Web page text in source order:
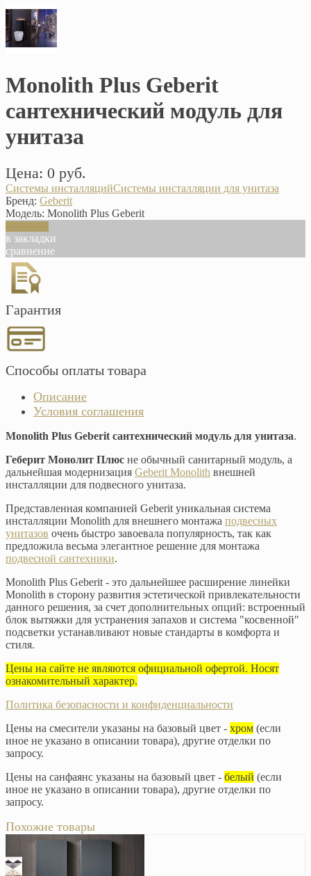
Monolith Plus Geberit
сантехнический модуль для
унитаза
Цена: 0 руб.
Системы инсталляцийСистемы инсталляции для унитаза
Бренд: Geberit
Модель: Monolith Plus Geberit
в закладки
сравнение
Гарантия
Способы оплаты товара
Описание
Условия соглашения
Monolith Plus Geberit сантехнический модуль для унитаза.
Геберит Монолит Плюс не обычный санитарный модуль, а
дальнейшая модернизация Geberit Monolith внешней
инсталляции для подвесного унитаза.
Представленная компанией Geberit уникальная система
инсталляции Monolith для внешнего монтажа подвесных
унитазов очень быстро завоевала популярность, так как
предложила весьма элегантное решение для монтажа
подвесной сантехники.
Monolith Plus Geberit - это дальнейшее расширение линейки
Monolith в сторону развития эстетической привлекательности
данного решения, за счет дополнительных опций: встроенный
блок вытяжки для устранения запахов и система "косвенной"
подсветки устанавливают новые стандарты в комфорта и
стиля.
Цены на сайте не являются официальной офертой. Носят
ознакомительный характер.
Политика безопасности и конфиденциальности
Цены на смесители указаны на базовый цвет - хром (если
иное не указано в описании товара), другие отделки по
запросу.
Цены на санфаянс указаны на базовый цвет - белый (если
иное не указано в описании товара), другие отделки по
запросу.
Похожие товары